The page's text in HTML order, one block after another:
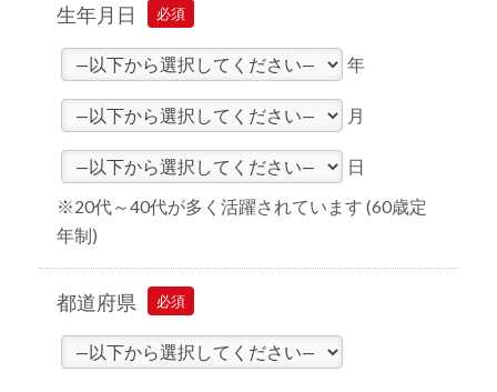
生年月日 必須
年
月
日
※20代～40代が多く活躍されています (60歳定
年制)
都道府県 必須